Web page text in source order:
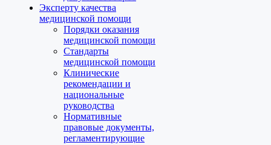
Эксперту качества
медицинской помощи
Порядки оказания
медицинской помощи
Стандарты
медицинской помощи
Клинические
рекомендации и
национальные
руководства
Нормативные
правовые документы,
регламентирующие